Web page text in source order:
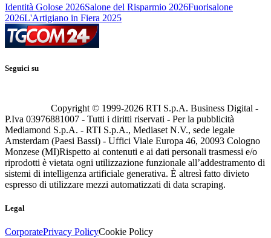
Identità Golose 2026Salone del Risparmio 2026Fuorisalone
2026L'Artigiano in Fiera 2025
Seguici su
Copyright © 1999-2026 RTI S.p.A. Business Digital -
P.Iva 03976881007 - Tutti i diritti riservati - Per la pubblicità
Mediamond S.p.A. - RTI S.p.A., Mediaset N.V., sede legale
Amsterdam (Paesi Bassi) - Uffici Viale Europa 46, 20093 Cologno
Monzese (MI)Rispetto ai contenuti e ai dati personali trasmessi e/o
riprodotti è vietata ogni utilizzazione funzionale all’addestramento di
sistemi di intelligenza artificiale generativa. È altresì fatto divieto
espresso di utilizzare mezzi automatizzati di data scraping.
Legal
CorporatePrivacy PolicyCookie Policy